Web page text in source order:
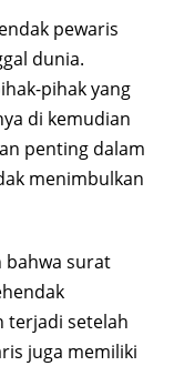
pewaris
dunia.
pihak yang
di kemudian
penting dalam
menimbulkan
bahwa surat
terjadi setelah
juga memiliki